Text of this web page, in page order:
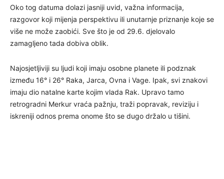
Oko tog datuma dolazi jasniji uvid, važna informacija,
razgovor koji mijenja perspektivu ili unutarnje priznanje koje se
više ne može zaobići. Sve što je od 29.6. djelovalo
zamagljeno tada dobiva oblik.
Najosjetljiviji su ljudi koji imaju osobne planete ili podznak
između 16° i 26° Raka, Jarca, Ovna i Vage. Ipak, svi znakovi
imaju dio natalne karte kojim vlada Rak. Upravo tamo
retrogradni Merkur vraća pažnju, traži popravak, reviziju i
iskreniji odnos prema onome što se dugo držalo u tišini.